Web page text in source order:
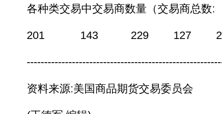
各种类交易中交易商数量（交易商总数
201 143 229 127
资料来源:美国商品期货交易委员会